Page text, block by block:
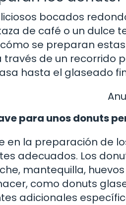
bocados
de café o un dulce
se preparan
través de un recorrido
hasta el glaseado
para unos donuts
en la preparación de
adecuados. Los
mantequilla,
como donuts
adicionales